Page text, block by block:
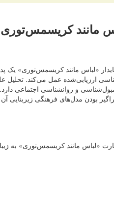
مانند
«لباس مانند کریسمس‌توری» یک
ارزیابی‌شده عمل می‌کند. تحلیل
و روانشناسی اجتماعی دارد.
«لباس مانند کریسمس‌توری» به